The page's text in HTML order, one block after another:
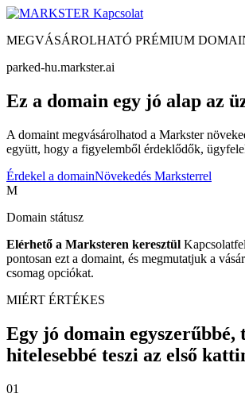
Kapcsolat
MEGVÁSÁROLHATÓ PRÉMIUM
parked-hu.markster.ai
Ez a domain egy jó alap az
A domaint megvásárolhatod a Markster
együtt, hogy a figyelemből érdeklődők,
Érdekel a domainNövekedés Marksterrel
M
Domain státusz
Elérhető a Marksteren keresztül
pontosan ezt a domaint, és megmutatjuk a
csomag opciókat.
MIÉRT ÉRTÉKES
Egy jó domain egyszerűbbé,
hitelesebbé teszi az első
01